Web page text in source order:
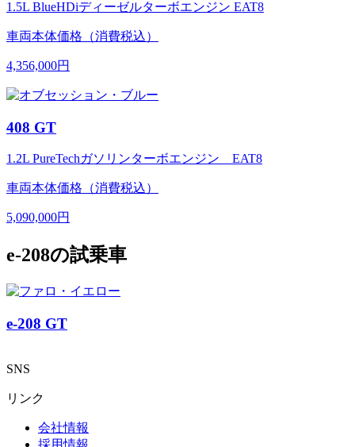
1.5L BlueHDiディーゼルターボエンジン EAT8
車両本体価格（消費税込）
4,356,000円
408 GT
1.2L PureTechガソリンターボエンジン EAT8
車両本体価格（消費税込）
5,090,000円
e-208の試乗車
e-208 GT
SNS
リンク
会社情報
採用情報